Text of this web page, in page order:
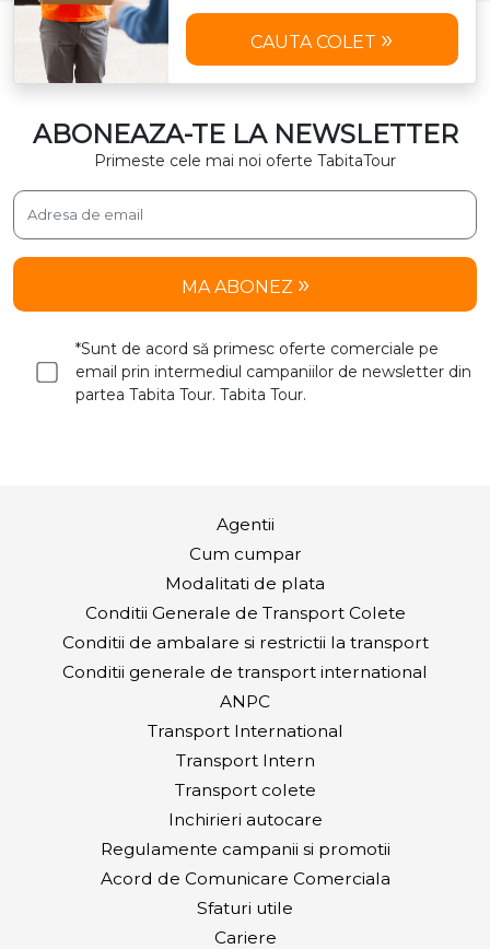
CAUTA COLET
ABONEAZA-TE LA NEWSLETTER
Primeste cele mai noi oferte TabitaTour
MA ABONEZ
*Sunt de acord să primesc oferte comerciale pe
email prin intermediul campaniilor de newsletter din
partea Tabita Tour. Tabita Tour.
Agentii
Cum cumpar
Modalitati de plata
Conditii Generale de Transport Colete
Conditii de ambalare si restrictii la transport
Conditii generale de transport international
ANPC
Transport International
Transport Intern
Transport colete
Inchirieri autocare
Regulamente campanii si promotii
Acord de Comunicare Comerciala
Sfaturi utile
Cariere